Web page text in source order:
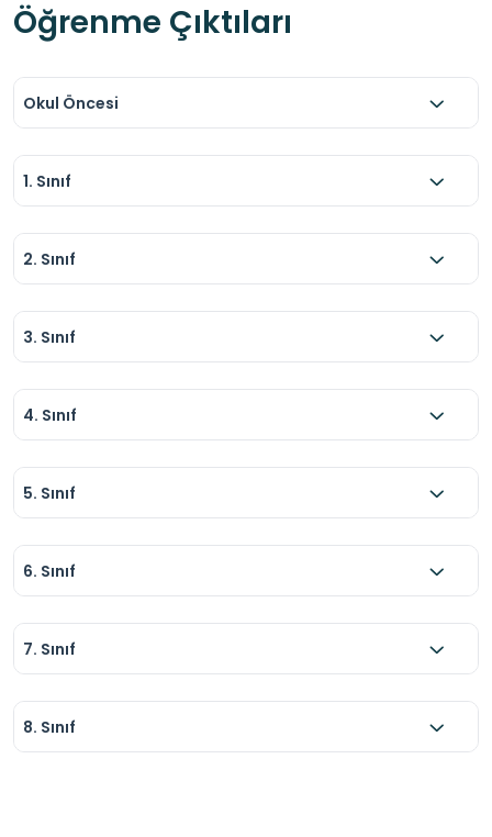
Öğrenme Çıktıları
Okul Öncesi
1. Sınıf
2. Sınıf
3. Sınıf
4. Sınıf
5. Sınıf
6. Sınıf
7. Sınıf
8. Sınıf